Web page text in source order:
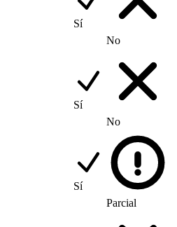
Sí
No
Sí
No
Sí
Parcial